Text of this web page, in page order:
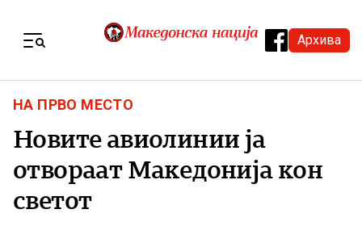
Архива
НА ПРВО МЕСТО
Новите авиолинии ја
отвораат Македонија кон
светот